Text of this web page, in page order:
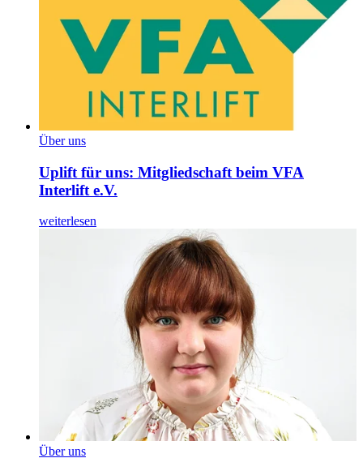
Über uns
Uplift für uns: Mitgliedschaft beim VFA
Interlift e.V.
weiterlesen
Über uns